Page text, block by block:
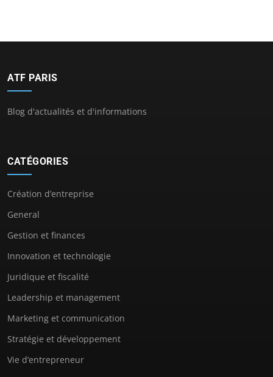
ATF PARIS
Blog d'actualités et d'informations
CATÉGORIES
Création d’entreprise
General
Gestion et finances
Innovation et technologie
Juridique et fiscalité
Leadership et management
Marketing et communication
Stratégie et développement
Vie d’entrepreneur